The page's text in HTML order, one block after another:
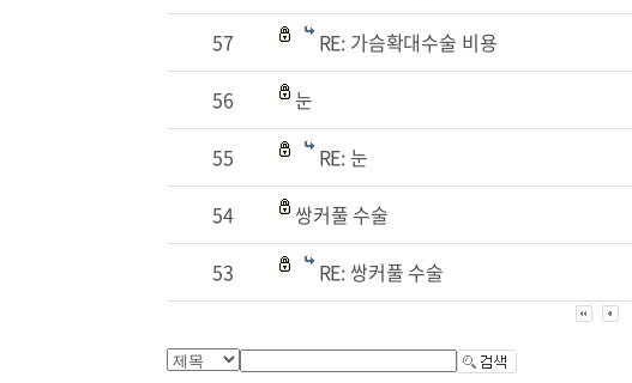
57
RE: 가슴확대수술 비용
56
눈
55
RE: 눈
54
쌍커풀 수술
53
RE: 쌍커풀 수술